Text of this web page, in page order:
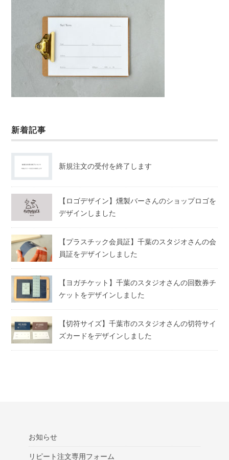
新着記事
新規注文の受付を終了します
【ロゴデザイン】燻製バーさんのショップロゴを
デザインしました
【プラスチック会員証】千葉のスタジオさんの会
員証をデザインしました
【ヨガチケット】千葉のスタジオさんの回数券チ
ケットをデザインしました
【切符サイズ】千葉市のスタジオさんの切符サイ
ズカードをデザインしました
お知らせ
リピート注文専用フォーム